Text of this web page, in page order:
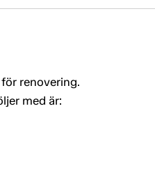
renovering.
med är: